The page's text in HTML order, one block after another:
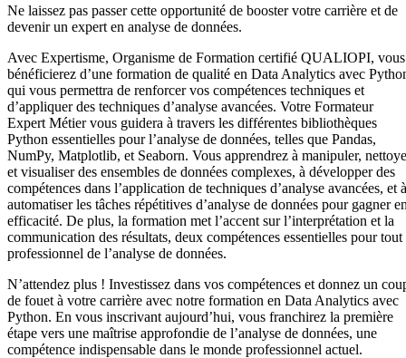
Ne laissez pas passer cette opportunité de booster votre carrière et de
devenir un expert en analyse de données.
Avec Expertisme, Organisme de Formation certifié QUALIOPI, vous
bénéficierez d’une formation de qualité en Data Analytics avec
qui vous permettra de renforcer vos compétences techniques et
d’appliquer des techniques d’analyse avancées. Votre Formateur
Expert Métier vous guidera à travers les différentes bibliothèques
Python essentielles pour l’analyse de données, telles que Pandas,
NumPy, Matplotlib, et Seaborn. Vous apprendrez à manipuler,
et visualiser des ensembles de données complexes, à développer des
compétences dans l’application de techniques d’analyse avancées, et à
automatiser les tâches répétitives d’analyse de données pour gagner
efficacité. De plus, la formation met l’accent sur l’interprétation et la
communication des résultats, deux compétences essentielles pour tout
professionnel de l’analyse de données.
N’attendez plus ! Investissez dans vos compétences et donnez un
de fouet à votre carrière avec notre formation en Data Analytics avec
Python. En vous inscrivant aujourd’hui, vous franchirez la première
étape vers une maîtrise approfondie de l’analyse de données, une
compétence indispensable dans le monde professionnel actuel.